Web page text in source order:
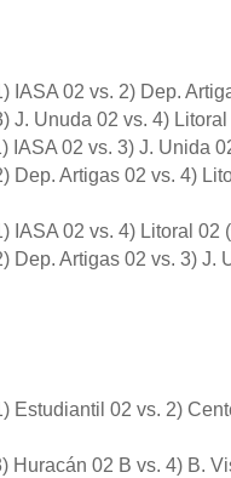
IASA 02 vs. 2) Dep.
J. Unuda 02 vs. 4)
IASA 02 vs. 3) J. Unida
Dep. Artigas 02 vs. 4)
IASA 02 vs. 4) Litoral 02
Dep. Artigas 02 vs. 3) J.
Estudiantil 02 vs. 2)
Huracán 02 B vs. 4) B.